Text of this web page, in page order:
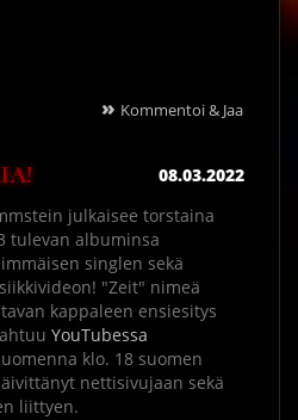
» Kommentoi & Jaa
08.03.2022
julkaisee torstaina
tulevan albuminsa
singlen sekä
"Zeit" nimeä
kappaleen ensiesitys
YouTubessa
klo. 18 suomen
nettisivujaan sekä
liittyen.